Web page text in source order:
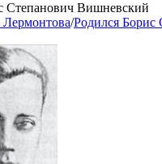
Степанович Вишневский
/Родился Борис